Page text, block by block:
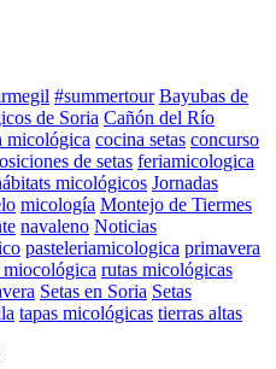
#summertour Bayubas de
de Soria Cañón del Río
micológica cocina setas concurso
de setas feriamicologica
micológicos Jornadas
micología Montejo de Tiermes
navaleno Noticias
pasteleriamicologica primavera
miocológica rutas micológicas
Setas en Soria Setas
tapas micológicas tierras altas